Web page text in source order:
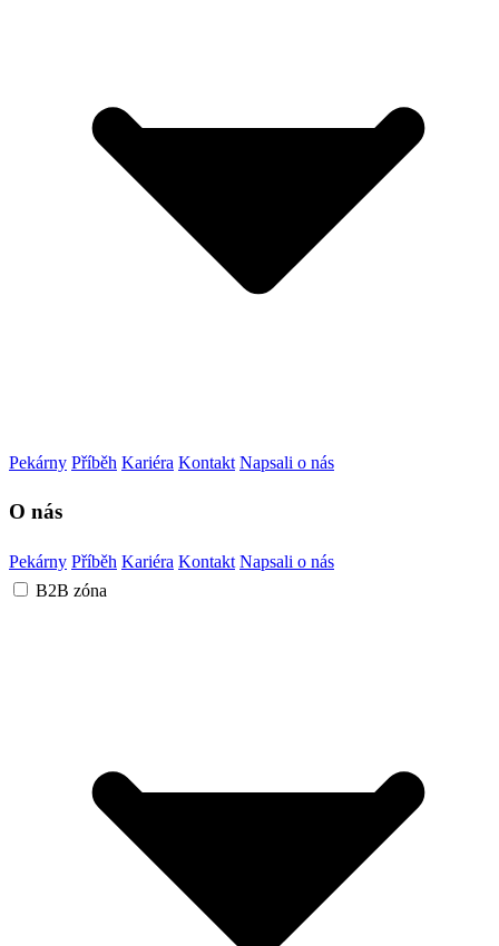
Pekárny Příběh Kariéra Kontakt Napsali o nás
O nás
Pekárny Příběh Kariéra Kontakt Napsali o nás
B2B zóna